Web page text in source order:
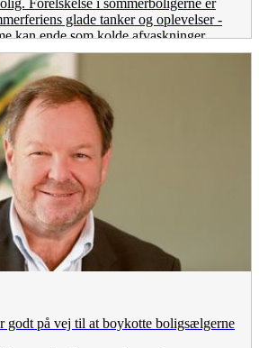
glade tanker og oplevelser -
kan ende som kolde afvaskninger.
godt på vej til at boykotte boligsælgerne